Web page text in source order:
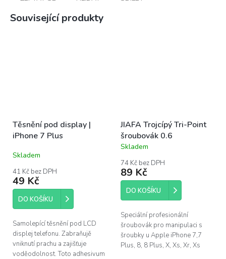
Související produkty
Těsnění pod display |
iPhone 7 Plus
Skladem
41 Kč bez DPH
49 Kč
DO KOŠÍKU
Samolepící těsnění pod LCD
displej telefonu. Zabraňujě
vniknutí prachu a zajišťuje
voděodolnost. Toto adhesivum
JIAFA Trojcípý Tri-Point
šroubovák 0.6
Průměrné
produktu
je
4,1
hvězdiček.
Skladem
74 Kč bez DPH
89 Kč
DO KOŠÍKU
Speciální profesionální
šroubovák pro manipulaci s
šroubky u Apple iPhone 7,7
Plus, 8, 8 Plus, X, Xs, Xr, Xs